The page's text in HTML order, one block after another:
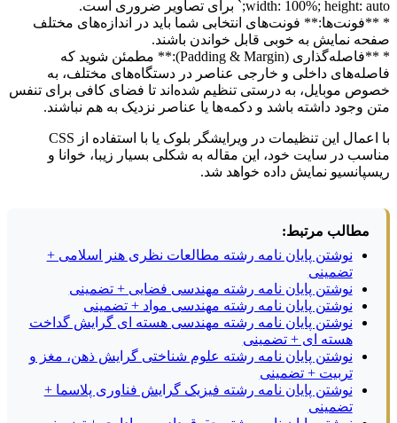
width: 100%; height: auto;` برای تصاویر ضروری است.
* **فونت‌ها:** فونت‌های انتخابی شما باید در اندازه‌های مختلف
صفحه نمایش به خوبی قابل خواندن باشند.
* **فاصله‌گذاری (Padding & Margin):** مطمئن شوید که
فاصله‌های داخلی و خارجی عناصر در دستگاه‌های مختلف، به
خصوص موبایل، به درستی تنظیم شده‌اند تا فضای کافی برای تنفس
متن وجود داشته باشد و دکمه‌ها یا عناصر نزدیک به هم نباشند.
با اعمال این تنظیمات در ویرایشگر بلوک یا با استفاده از CSS
مناسب در سایت خود، این مقاله به شکلی بسیار زیبا، خوانا و
ریسپانسیو نمایش داده خواهد شد.
مطالب مرتبط:
نوشتن پایان نامه رشته مطالعات نظری هنر اسلامی +
تضمینی
نوشتن پایان نامه رشته مهندسی فضایی + تضمینی
نوشتن پایان نامه رشته مهندسی مواد + تضمینی
نوشتن پایان نامه رشته مهندسی هسته ای گرایش گداخت
هسته ای + تضمینی
نوشتن پایان نامه رشته علوم شناختی گرایش ذهن، مغز و
تربیت + تضمینی
نوشتن پایان نامه رشته فیزیک گرایش فناوری پلاسما +
تضمینی